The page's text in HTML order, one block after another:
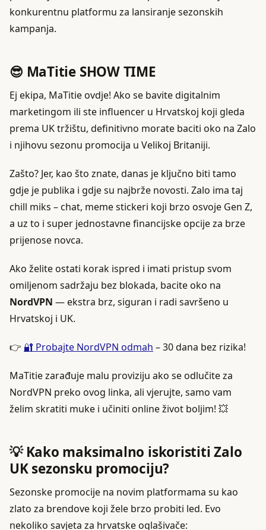
konkurentnu platformu za lansiranje sezonskih
kampanja.
😎 MaTitie SHOW TIME
Ej ekipa, MaTitie ovdje! Ako se bavite digitalnim
marketingom ili ste influencer u Hrvatskoj koji gleda
prema UK tržištu, definitivno morate baciti oko na Zalo
i njihovu sezonu promocija u Velikoj Britaniji.
Zašto? Jer, kao što znate, danas je ključno biti tamo
gdje je publika i gdje su najbrže novosti. Zalo ima taj
chill miks – chat, meme stickeri koji brzo osvoje Gen Z,
a uz to i super jednostavne financijske opcije za brze
prijenose novca.
Ako želite ostati korak ispred i imati pristup svom
omiljenom sadržaju bez blokada, bacite oko na
NordVPN — ekstra brz, siguran i radi savršeno u
Hrvatskoj i UK.
👉 🔐 Probajte NordVPN odmah – 30 dana bez rizika!
MaTitie zarađuje malu proviziju ako se odlučite za
NordVPN preko ovog linka, ali vjerujte, samo vam
želim skratiti muke i učiniti online život boljim! 💥
💡 Kako maksimalno iskoristiti Zalo
UK sezonsku promociju?
Sezonske promocije na novim platformama su kao
zlato za brendove koji žele brzo probiti led. Evo
nekoliko savjeta za hrvatske oglašivače: